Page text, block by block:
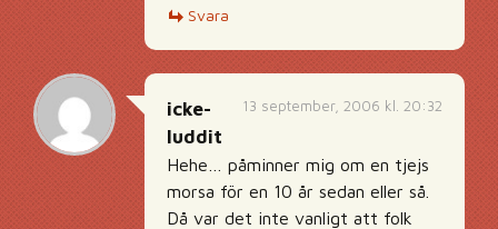
Svara
13 september, 2006 kl. 20:32
icke-
luddit
Hehe… påminner mig om en tjejs
morsa för en 10 år sedan eller så.
Då var det inte vanligt att folk